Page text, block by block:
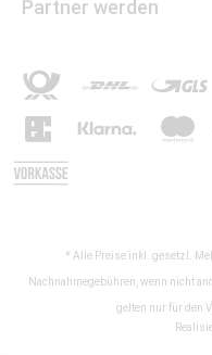
Partner werden
* Alle Preise inkl. gesetzl.
Nachnahmegebühren, wenn nicht
gelten nur für den